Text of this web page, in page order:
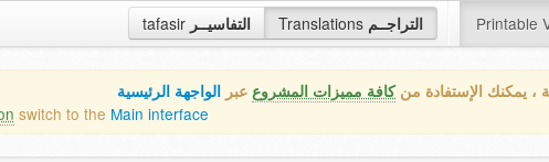
tafasir التفاسيــر Translations التراجــم Printable
، يمكنك الإستفادة منكافة مميزات المشروع عبر الواجهة الرئيسية
switch to the Main interface